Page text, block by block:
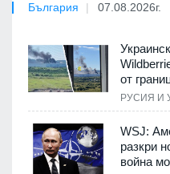
България 07.08.2026г.
от
РУСИЯ И
WSJ:
разкри
война